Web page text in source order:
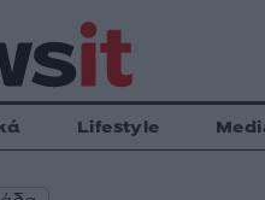
Lifestyle